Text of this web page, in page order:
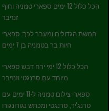
הכל כלול 12 ימים ספארי טנזניה וחוף
זנזיבר
חמשת הגדולים ומעבר לכך: ספארי
חיות בר בטנזניה בן 7 ימים
הכל כלול 12 ימי ירח דבש ספארי
מיוחד עם סרנגטי וזנזיבר
ספארי צילום טנזניה ל-11 ימים עם
טרנג'יר, סרנגטי ומכתש נגורונגורו